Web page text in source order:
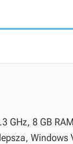
GHz, 8 GB
Windows